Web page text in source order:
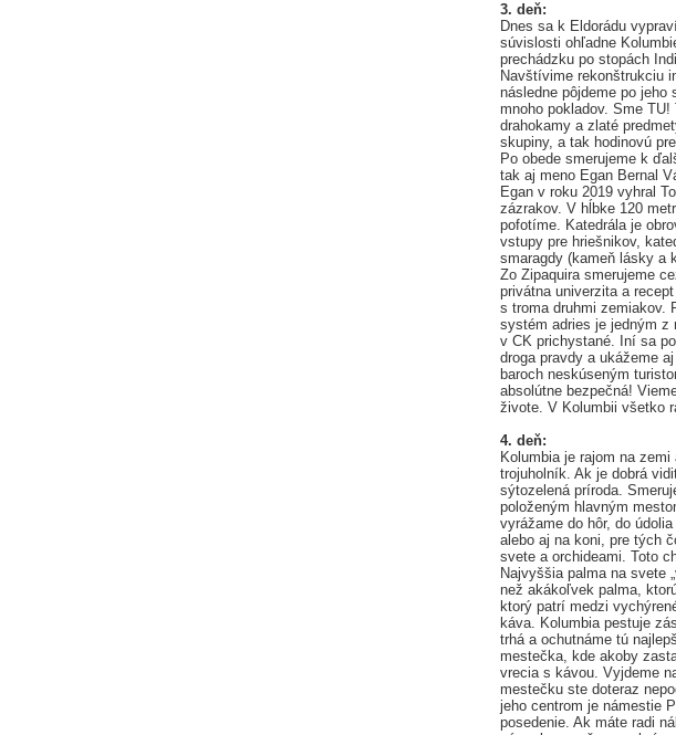
3. deň:
Dnes sa k Eldorádu
súvislosti ohľadne
prechádzku po stopách
Navštívime rekonštrukciu
následne pôjdeme po
mnoho pokladov. Sme
drahokamy a zlaté
skupiny, a tak hodinovú
Po obede smerujeme k
tak aj meno Egan Bernal
Egan v roku 2019 vyhral
zázrakov. V hĺbke 120
pofotíme. Katedrála je
vstupy pre hriešnikov,
smaragdy (kameň lásky a
Zo Zipaquira smerujeme
privátna univerzita a
s troma druhmi zemiakov.
systém adries je jedným z
v CK prichystané. Iní sa
droga pravdy a ukážeme
baroch neskúseným
absolútne bezpečná!
živote. V Kolumbii všetko
4. deň:
Kolumbia je rajom na
trojuholník. Ak je dobrá
sýtozelená príroda.
položeným hlavným
vyrážame do hôr, do
alebo aj na koni, pre tých
svete a orchideami. Toto
Najvyššia palma na svete
než akákoľvek palma,
ktorý patrí medzi
káva. Kolumbia pestuje
trhá a ochutnáme tú
mestečka, kde akoby
vrecia s kávou. Vyjdeme
mestečku ste doteraz
jeho centrom je námestie
posedenie. Ak máte radi